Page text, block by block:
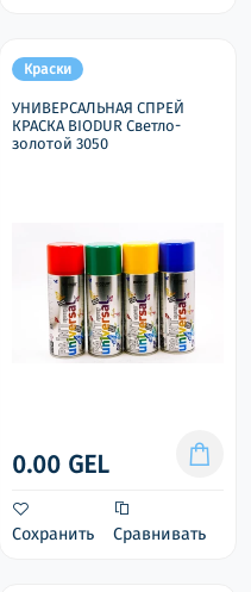
Краски
УНИВЕРСАЛЬНАЯ СПРЕЙ
КРАСКА BIODUR Светло-
золотой 3050
0.00 GEL
Сохранить Сравнивать